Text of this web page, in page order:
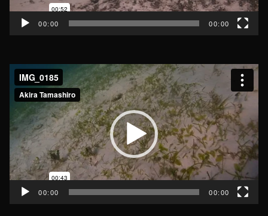
00:00 00:00
動
画
プ
レ
ー
ヤ
ー
00:00 00:00